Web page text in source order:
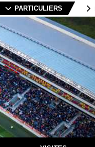
PARTICULIERS